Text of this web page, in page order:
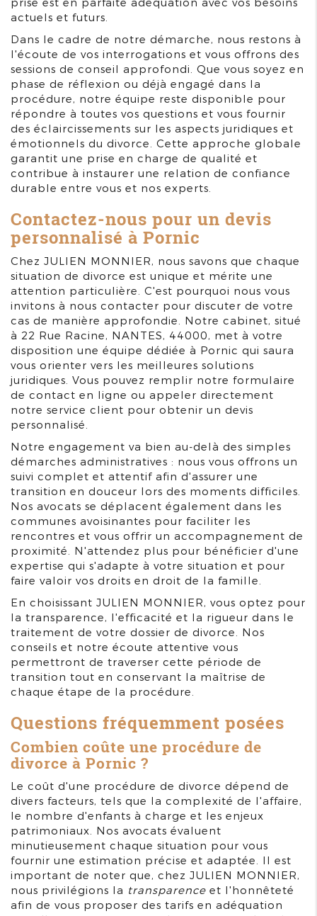
actuels et futurs.
Dans le cadre de notre démarche, nous restons à
l'écoute de vos interrogations et vous offrons des
sessions de conseil approfondi. Que vous soyez en
phase de réflexion ou déjà engagé dans la
procédure, notre équipe reste disponible pour
répondre à toutes vos questions et vous fournir
des éclaircissements sur les aspects juridiques et
émotionnels du divorce. Cette approche globale
garantit une prise en charge de qualité et
contribue à instaurer une relation de confiance
durable entre vous et nos experts.
Contactez-nous pour un devis
personnalisé à Pornic
Chez JULIEN MONNIER, nous savons que chaque
situation de divorce est unique et mérite une
attention particulière. C'est pourquoi nous vous
invitons à nous contacter pour discuter de votre
cas de manière approfondie. Notre cabinet, situé
à 22 Rue Racine, NANTES, 44000, met à votre
disposition une équipe dédiée à Pornic qui saura
vous orienter vers les meilleures solutions
juridiques. Vous pouvez remplir notre formulaire
de contact en ligne ou appeler directement
notre service client pour obtenir un devis
personnalisé.
Notre engagement va bien au-delà des simples
démarches administratives : nous vous offrons un
suivi complet et attentif afin d'assurer une
transition en douceur lors des moments difficiles.
Nos avocats se déplacent également dans les
communes avoisinantes pour faciliter les
rencontres et vous offrir un accompagnement de
proximité. N'attendez plus pour bénéficier d'une
expertise qui s'adapte à votre situation et pour
faire valoir vos droits en droit de la famille.
En choisissant JULIEN MONNIER, vous optez pour
la transparence, l'efficacité et la rigueur dans le
traitement de votre dossier de divorce. Nos
conseils et notre écoute attentive vous
permettront de traverser cette période de
transition tout en conservant la maîtrise de
chaque étape de la procédure.
Questions fréquemment posées
Combien coûte une procédure de
divorce à Pornic ?
Le coût d'une procédure de divorce dépend de
divers facteurs, tels que la complexité de l'affaire,
le nombre d'enfants à charge et les enjeux
patrimoniaux. Nos avocats évaluent
minutieusement chaque situation pour vous
fournir une estimation précise et adaptée. Il est
important de noter que, chez JULIEN MONNIER,
nous privilégions la transparence et l'honnêteté
afin de vous proposer des tarifs en adéquation